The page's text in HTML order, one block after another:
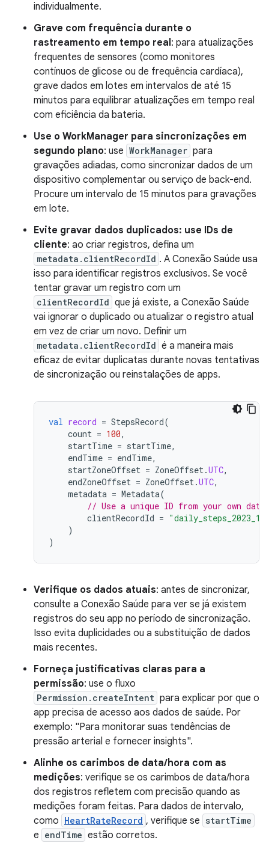
individualmente.
Grave com frequência durante o
rastreamento em tempo real: para atualizações
frequentes de sensores (como monitores
contínuos de glicose ou de frequência cardíaca),
grave dados em lotes em intervalos de até 15
minutos para equilibrar atualizações em tempo real
com eficiência da bateria.
Use o WorkManager para sincronizações em
segundo plano: use WorkManager para
gravações adiadas, como sincronizar dados de um
dispositivo complementar ou serviço de back-end.
Procure um intervalo de 15 minutos para gravações
em lote.
Evite gravar dados duplicados: use IDs de
cliente: ao criar registros, defina um
metadata.clientRecordId . A Conexão Saúde usa
isso para identificar registros exclusivos. Se você
tentar gravar um registro com um
clientRecordId que já existe, a Conexão Saúde
vai ignorar o duplicado ou atualizar o registro atual
em vez de criar um novo. Definir um
metadata.clientRecordId é a maneira mais
eficaz de evitar duplicatas durante novas tentativas
de sincronização ou reinstalações de apps.
val record = StepsRecord(
count = 100,
startTime = startTime,
endTime = endTime,
startZoneOffset = ZoneOffset.UTC,
endZoneOffset = ZoneOffset.UTC,
metadata = Metadata(
// Use a unique ID from your own
clientRecordId =
)
)
Verifique os dados atuais: antes de sincronizar,
consulte a Conexão Saúde para ver se já existem
registros do seu app no período de sincronização.
Isso evita duplicidades ou a substituição de dados
mais recentes.
Forneça justificativas claras para a
permissão: use o fluxo
Permission.createIntent para explicar por que o
app precisa de acesso aos dados de saúde. Por
exemplo: "Para monitorar suas tendências de
pressão arterial e fornecer insights".
Alinhe os carimbos de data/hora com as
medições: verifique se os carimbos de data/hora
dos registros refletem com precisão quando as
medições foram feitas. Para dados de intervalo,
como HeartRateRecord , verifique se startTime
e endTime estão corretos.